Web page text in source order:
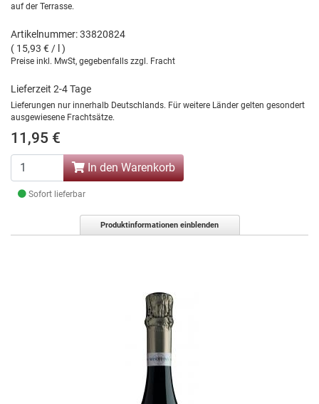
auf der Terrasse.
Artikelnummer: 33820824
( 15,93 € / l )
Preise inkl. MwSt, gegebenfalls zzgl. Fracht
Lieferzeit 2-4 Tage
Lieferungen nur innerhalb Deutschlands. Für weitere Länder gelten gesondert
ausgewiesene Frachtsätze.
11,95 €
In den Warenkorb
Sofort lieferbar
Produktinformationen einblenden